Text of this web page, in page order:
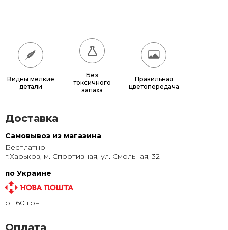
50x60
50x70 630 грн.
60x80
Видны мелкие
детали
Без
токсичного
запаха
Правильная
цветопередача
Доставка
Самовывоз из магазина
Бесплатно
г.Харьков, м. Спортивная, ул. Смольная, 32
по Украине
от 60 грн
Оплата